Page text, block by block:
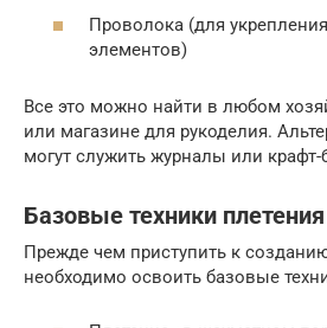
Проволока (для
элементов)
Все это можно найти в любом
или магазине для рукоделия.
могут служить журналы или крафт-
Базовые техники плетения
Прежде чем приступить к
необходимо освоить базовые